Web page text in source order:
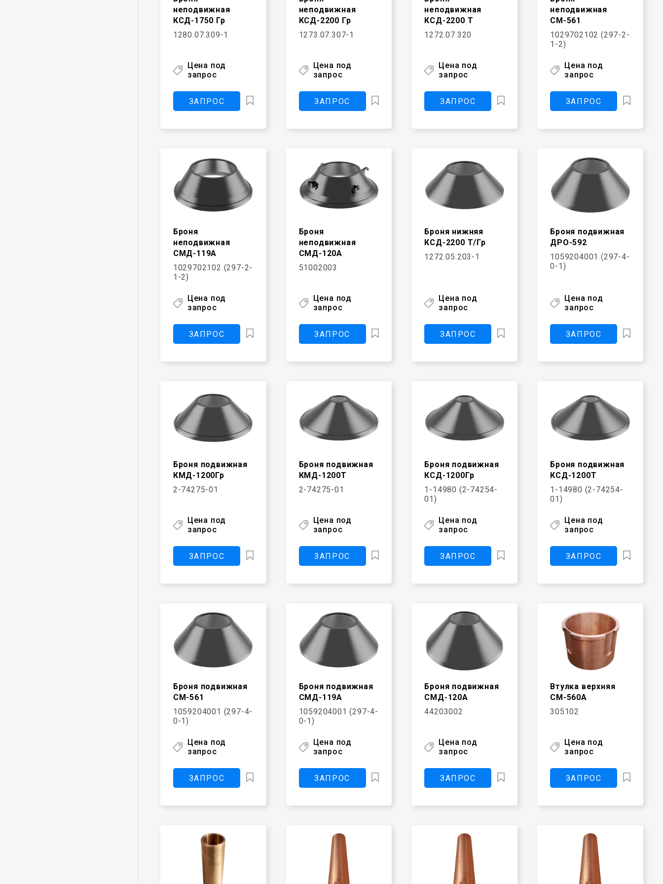
неподвижная
КСД-1750 Гр
1280.07.309-1
Цена под
запрос
ЗАПРОС
неподвижная
КСД-2200 Гр
1273.07.307-1
Цена под
запрос
ЗАПРОС
неподвижная
КСД-2200 Т
1272.07.320
Цена под
запрос
ЗАПРОС
неподвижная
СМ-561
1029702102 (297-2-
1-2)
Цена под
запрос
ЗАПРОС
Броня
неподвижная
СМД-119А
1029702102 (297-2-
1-2)
Цена под
запрос
ЗАПРОС
Броня
неподвижная
СМД-120А
51002003
Цена под
запрос
ЗАПРОС
Броня нижняя
КСД-2200 Т/Гр
1272.05.203-1
Цена под
запрос
ЗАПРОС
Броня подвижная
ДРО-592
1059204001 (297-4-
0-1)
Цена под
запрос
ЗАПРОС
Броня подвижная
КМД-1200Гр
2-74275-01
Цена под
запрос
ЗАПРОС
Броня подвижная
КМД-1200Т
2-74275-01
Цена под
запрос
ЗАПРОС
Броня подвижная
КСД-1200Гр
1-14980 (2-74254-
01)
Цена под
запрос
ЗАПРОС
Броня подвижная
КСД-1200Т
1-14980 (2-74254-
01)
Цена под
запрос
ЗАПРОС
Броня подвижная
СМ-561
1059204001 (297-4-
0-1)
Цена под
запрос
ЗАПРОС
Броня подвижная
СМД-119А
1059204001 (297-4-
0-1)
Цена под
запрос
ЗАПРОС
Броня подвижная
СМД-120А
44203002
Цена под
запрос
ЗАПРОС
Втулка верхняя
СМ-560А
305102
Цена под
запрос
ЗАПРОС